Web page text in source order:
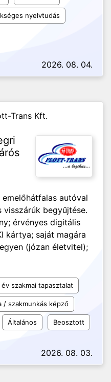
nyelvtudás
2026. 08. 04.
Trans Kft.
autóval
visszárúk begyűjtése.
érvényes digitális
kártya; saját magára
(józan életvitel);
szakmai tapasztalat
/ szakmunkás képző
Általános Beosztott
2026. 08. 03.